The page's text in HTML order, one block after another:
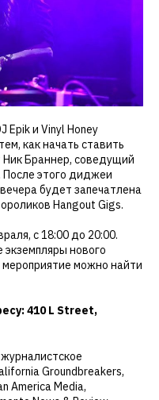
Epik и Vinyl Honey
как начать ставить
Браннер, соведущий
После этого диджеи
будет запечатлена
Hangout Gigs.
с 18:00 до 20:00.
экземпляры нового
мероприятие можно найти
410 L Street,
Groundbreakers,
America Media,